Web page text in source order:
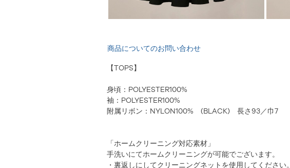
商品についてのお問い合わせ
【TOPS】
身頃：POLYESTER100%
袖：POLYESTER100%
附属リボン：NYLON100% (BLACK) 長さ93／巾7
「ホームクリーニング対応素材」
手洗いにてホームクリーニングが可能でございます。
・裏返しにしてクリーニングネットを使用してください。